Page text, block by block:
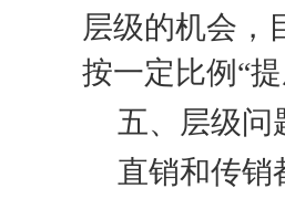
层级的机会，
按一定比例“
五、层级问
直销和传销